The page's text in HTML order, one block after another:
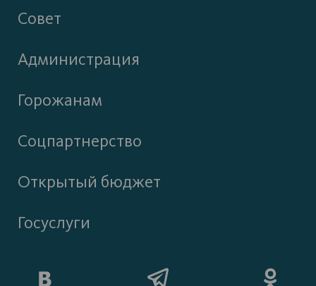
Совет
Администрация
Горожанам
Соцпартнерство
Открытый бюджет
Госуслуги